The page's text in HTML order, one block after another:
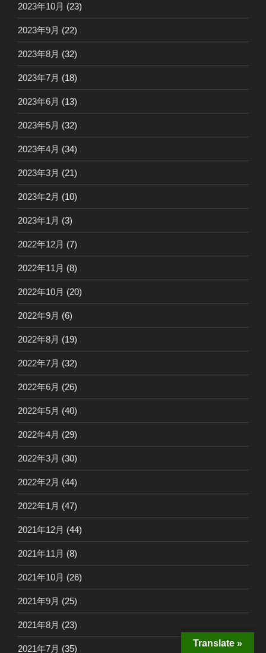
2023年10月 (23)
2023年9月 (22)
2023年8月 (32)
2023年7月 (18)
2023年6月 (13)
2023年5月 (32)
2023年4月 (34)
2023年3月 (21)
2023年2月 (10)
2023年1月 (3)
2022年12月 (7)
2022年11月 (8)
2022年10月 (20)
2022年9月 (6)
2022年8月 (19)
2022年7月 (32)
2022年6月 (26)
2022年5月 (40)
2022年4月 (29)
2022年3月 (30)
2022年2月 (44)
2022年1月 (47)
2021年12月 (44)
2021年11月 (8)
2021年10月 (26)
2021年9月 (25)
2021年8月 (23)
2021年7月 (35)
Translate »